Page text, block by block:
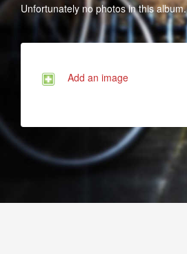
Unfortunately no photos in this album.
Add an image